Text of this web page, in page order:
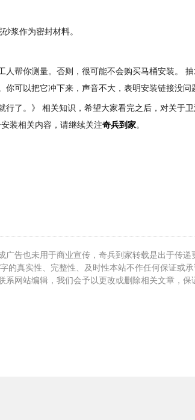
浆作为密封材料。
帮你测量。否则，很可能不会购买马桶安装。
可以把它冲下来，声音不大，表明安装链接没问
行了。》 相关知识，希望大家看完之后，对关于
装相关内容，请继续关注奇兵到家。
告也未用于商业宣传，奇兵到家转载是出于传递
的真实性、完整性、及时性本站不作任何保证或
网站编辑，我们会予以更改或删除相关文章，保